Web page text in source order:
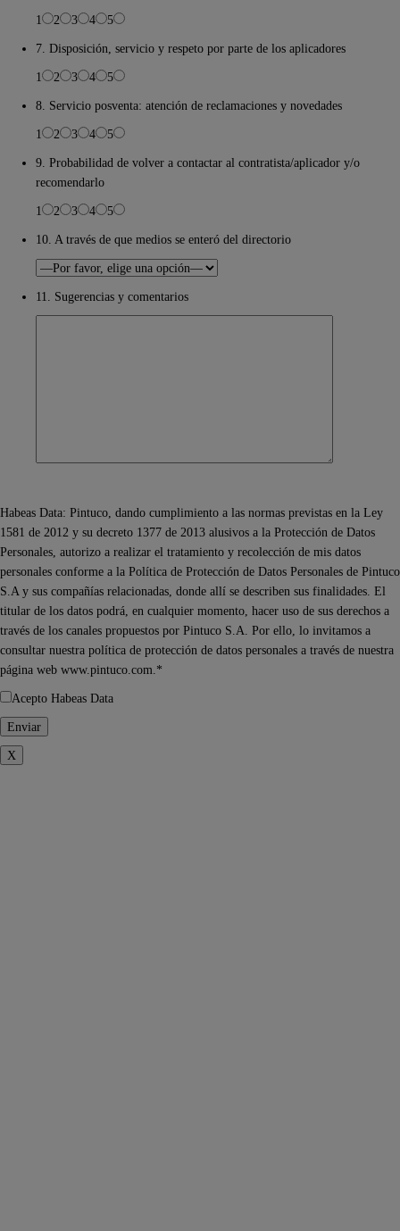
1
2 3 4
5
7. Disposición, servicio y respeto por parte de los aplicadores
1
2 3 4
5
8. Servicio posventa: atención de reclamaciones y novedades
1
2 3 4
5
9. Probabilidad de volver a contactar al contratista/aplicador y/o
recomendarlo
1
2 3 4
5
10. A través de que medios se enteró del directorio
11. Sugerencias y comentarios
Habeas Data: Pintuco, dando cumplimiento a las normas previstas en la Ley
1581 de 2012 y su decreto 1377 de 2013 alusivos a la Protección de Datos
Personales, autorizo a realizar el tratamiento y recolección de mis datos
personales conforme a la Política de Protección de Datos Personales de Pintuco
S.A y sus compañías relacionadas, donde allí se describen sus finalidades. El
titular de los datos podrá, en cualquier momento, hacer uso de sus derechos a
través de los canales propuestos por Pintuco S.A. Por ello, lo invitamos a
consultar nuestra política de protección de datos personales a través de nuestra
página web www.pintuco.com.*
Acepto Habeas Data
X